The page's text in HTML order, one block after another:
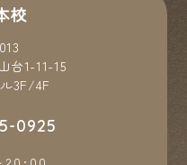
校
台1-11-15
3F/4F
0925